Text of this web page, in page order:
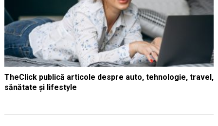
TheClick publică articole despre auto, tehnologie, travel,
sănătate și lifestyle